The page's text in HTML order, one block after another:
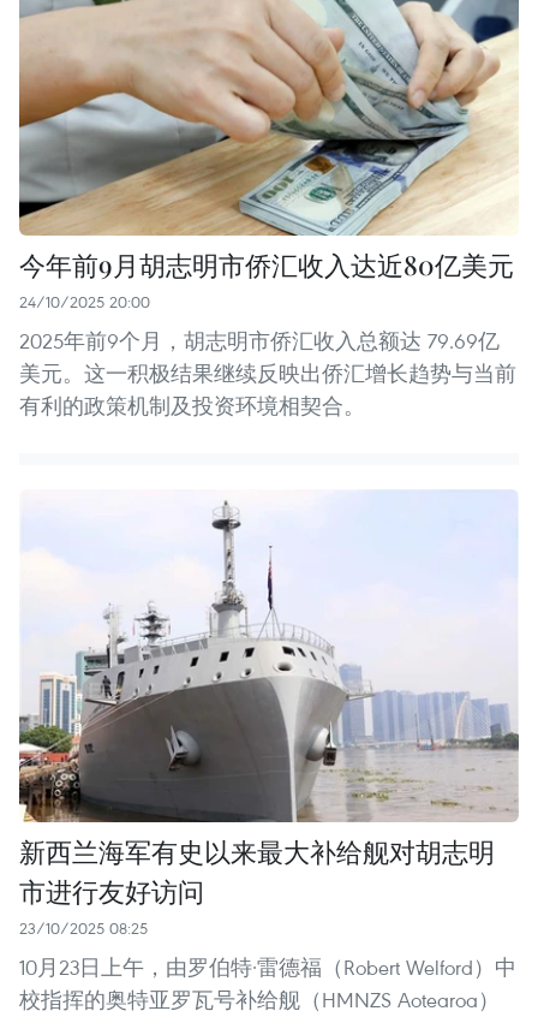
今年前9月胡志明市侨汇收入达近80亿美元
24/10/2025 20:00
2025年前9个月，胡志明市侨汇收入总额达 79.69亿
美元。这一积极结果继续反映出侨汇增长趋势与当前
有利的政策机制及投资环境相契合。
新西兰海军有史以来最大补给舰对胡志明
市进行友好访问
23/10/2025 08:25
10月23日上午，由罗伯特·雷德福（Robert Welford）中
校指挥的奥特亚罗瓦号补给舰（HMNZS Aotearoa）